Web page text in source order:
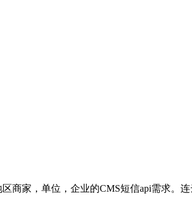
家，单位，企业的CMS短信api需求。